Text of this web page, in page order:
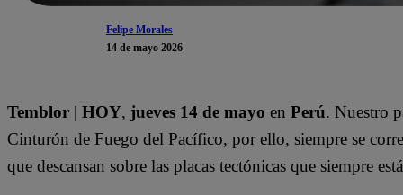
Felipe Morales
14 de mayo 2026
Temblor | HOY, jueves 14 de mayo en Perú. Nuestro
Cinturón de Fuego del Pacífico, por ello, siempre se
que descansan sobre las placas tectónicas que siempre